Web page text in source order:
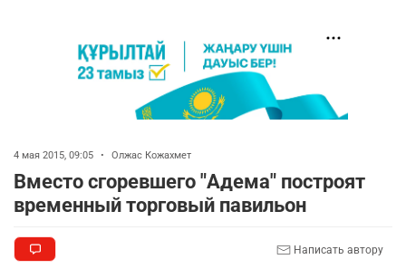
4 мая 2015, 09:05 • Олжас Кожахмет
Вместо сгоревшего "Адема" построят
временный торговый павильон
Написать автору